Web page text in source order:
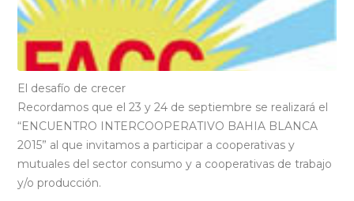
El desafío de crecer
Recordamos que el 23 y 24 de septiembre se realizará el
“ENCUENTRO INTERCOOPERATIVO BAHIA BLANCA
2015” al que invitamos a participar a cooperativas y
mutuales del sector consumo y a cooperativas de trabajo
y/o producción.